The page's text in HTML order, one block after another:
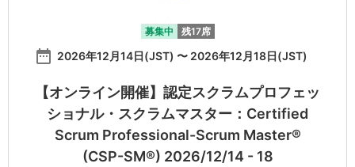
募集中 残17席
date_range 2026年12月14日(JST) 〜 2026年12月18日(JST)
【オンライン開催】認定スクラムプロフェッ
ショナル・スクラムマスター：Certified
Scrum Professional-Scrum Master®
(CSP-SM®) 2026/12/14 - 18